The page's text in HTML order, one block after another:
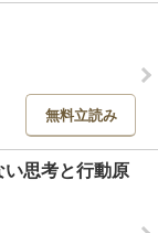
無料立読み
い思考と行動原